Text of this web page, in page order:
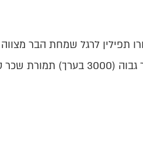
תפילין לרגל שמחת הבר